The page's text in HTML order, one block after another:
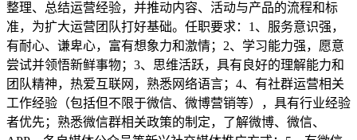
整理、总结运营经验，并推动内容、活动与产品的流程和标
准，为扩大运营团队打好基础。任职要求：1、服务意识强，
有耐心、谦卑心，富有想象力和激情；2、学习能力强，愿意
尝试并领悟新鲜事物；3、思维活跃，具有良好的理解能力和
团队精神，热爱互联网，熟悉网络语言；4、有社群运营相关
工作经验（包括但不限于微信、微博营销等），具有行业经验
者优先；熟悉微信群相关政策的制定，了解微博、微信、